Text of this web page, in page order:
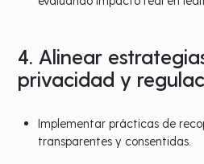
4. Alinear
privacidad y
Implementar prácticas de
transparentes y consentidas.